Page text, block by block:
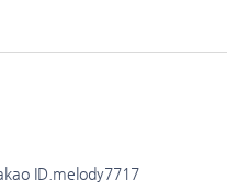
ID.melody7717